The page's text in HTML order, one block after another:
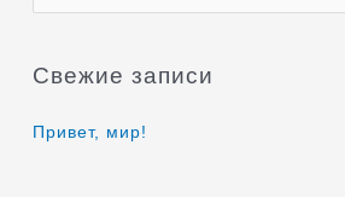
о
с
Свежие записи
Привет, мир!